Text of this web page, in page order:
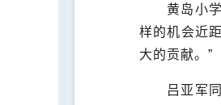
黄岛小
样的机会近
大的贡献。”
吕亚军